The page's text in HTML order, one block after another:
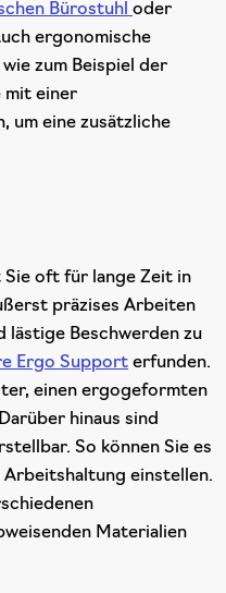
Bürostuhl oder
ergonomische
zum Beispiel der
mit einer
um eine zusätzliche
oft für lange Zeit in
präzises Arbeiten
lästige Beschwerden zu
Ergo Support erfunden.
einen ergogeformten
hinaus sind
So können Sie es
einstellen.
Materialien